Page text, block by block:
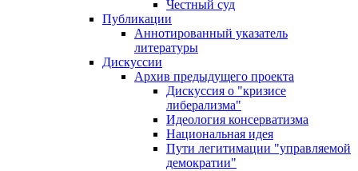
Честный суд
Публикации
Аннотированный указатель
литературы
Дискуссии
Архив предыдущего проекта
Дискуссия о "кризисе
либерализма"
Идеология консерватизма
Национальная идея
Пути легитимации "управляемой
демократии"